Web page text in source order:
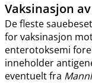
Vaksinasjon
De fleste
for vaksinasjon
enterotoksemi
inneholder
eventuelt fra